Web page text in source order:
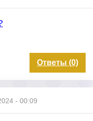
Ответы (0)
- 00:09